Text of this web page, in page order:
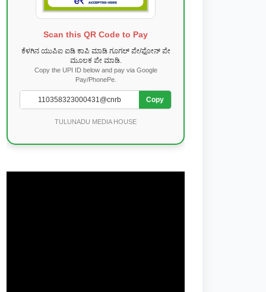
Scan this QR Code to Pay
ಕೆಳಗಿನ ಯುಪಿಐ ಐಡಿ ಕಾಪಿ ಮಾಡಿ ಗೂಗಲ್ ಪೇ/ಫೋನ್ ಪೇ
ಮೂಲಕ ಪೇ ಮಾಡಿ.
Copy the UPI ID below and pay via Google
Pay/PhonePe.
Copy
TULUNADU MEDIA HOUSE